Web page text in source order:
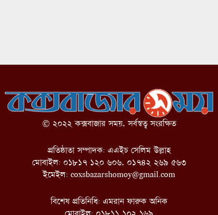
© ২০২২ কক্সবাজার সময়, সর্বস্বত্ব সংরক্ষিত
প্রতিষ্ঠাতা সম্পাদক: এএইচ সেলিম উল্লাহ
মোবাইল: ০১৮১৭ ১২০ ৬০৬, ০১৭৪২ ২৬৯ ৫৬৩
ইমেইল: coxsbazarshomoy@gmail.com
বিশেষ প্রতিনিধি: এমরান ফারুক অনিক